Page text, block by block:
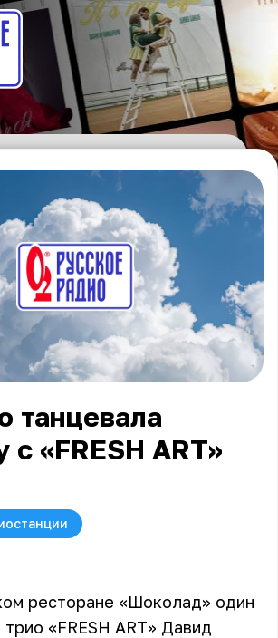
танцевала
с «FRESH ART»
ресторане «Шоколад» один
трио «FRESH ART» Давид